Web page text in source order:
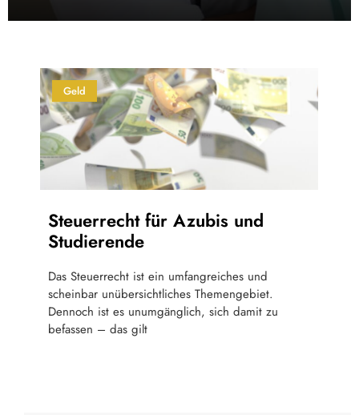
Geld
Steuerrecht für Azubis und
Studierende
Das Steuerrecht ist ein umfangreiches und
scheinbar unübersichtliches Themengebiet.
Dennoch ist es unumgänglich, sich damit zu
befassen – das gilt